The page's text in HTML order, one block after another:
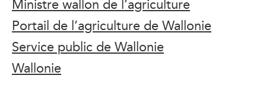
Portail de l’agriculture de Wallonie
Service public de Wallonie
Wallonie